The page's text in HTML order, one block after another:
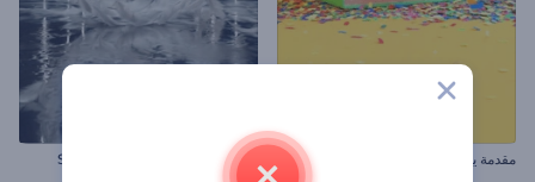
مقدمة يوم التخرج الكشف عن شعار Soft Feathers